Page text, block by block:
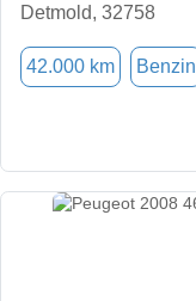
Detmold, 32758
42.000 km Benzin